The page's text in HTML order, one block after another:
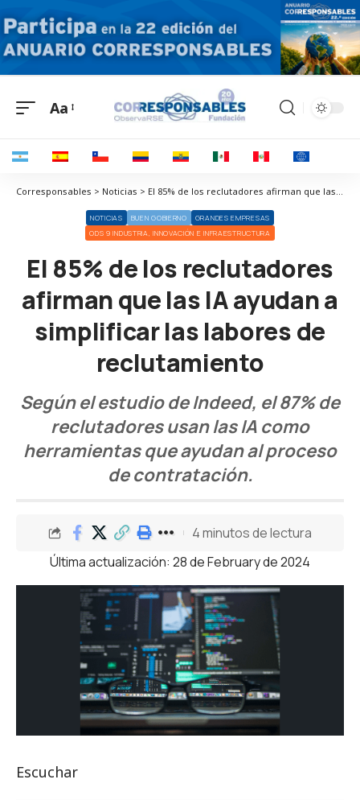
Aa
Corresponsables > Noticias > El 85% de los reclutadores afirman que las IA ayudan a simplificar las labores de reclutamiento
NOTICIAS BUEN GOBIERNO
GRANDES EMPRESAS
ODS 9 INDUSTRIA, INNOVACIÓN E INFRAESTRUCTURA
El 85% de los reclutadores
afirman que las IA ayudan a
simplificar las labores de
reclutamiento
Según el estudio de Indeed, el 87% de
reclutadores usan las IA como
herramientas que ayudan al proceso
de contratación.
Última actualización: 28 de February de 2024
4 minutos de lectura
Escuchar